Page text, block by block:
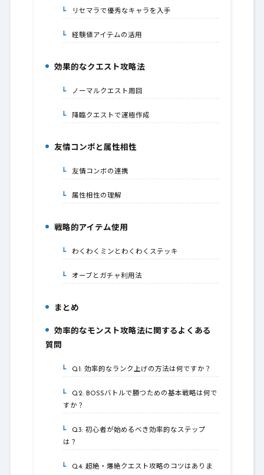
3-1. リセマラで優秀なキャラを入手
3-2.経験値アイテムの活用
4.効果的なクエスト攻略法
4-1. ノーマルクエスト周回
4-2.降臨クエストで運極作成
5.友情コンボと属性相性
5-1.友情コンボの連携
5-2.属性相性の理解
6.戦略的アイテム使用
6-1.わくわくミンとわくわくステッキ
6-2.オーブとガチャ利用法
まとめ
8.効率的なモンスト攻略法に関するよくある
質問
8-1.Q1: 効率的なランク上げの方法は何ですか？
8-2.Q2: BOSSバトルで勝つための基本戦略は何で
すか？
8-3.Q3: 初心者が始めるべき効率的なステップ
は？
8-4.Q4: 超絶・爆絶クエスト攻略のコツはありま